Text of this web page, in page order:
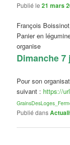
Publié le21 mars
François
Panier en
organise
Dimanche 7
Pour son
suivant : https://
Publié dans